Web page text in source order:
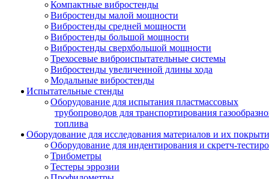
Компактные вибростенды
Вибростенды малой мощности
Вибростенды средней мощности
Вибростенды большой мощности
Вибростенды сверхбольшой мощности
Трехосевые виброиспытательные системы
Вибростенды увеличенной длины хода
Модальные вибростенды
Испытательные стенды
Оборудование для испытания пластмассовых
трубопроводов для транспортирования
топлива
Оборудование для исследования материалов и их
Оборудование для индентирования и скретч-
Трибометры
Тестеры эррозии